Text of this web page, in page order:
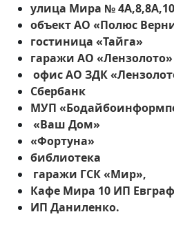
улица Мира № 4А,8,8А,10
объект АО «Полюс
гостиница «Тайга»
гаражи АО «Лензолото»
офис АО ЗДК
Сбербанк
МУП
«Ваш Дом»
«Фортуна»
библиотека
гаражи ГСК «Мир»,
Кафе Мира 10 ИП
ИП Даниленко.